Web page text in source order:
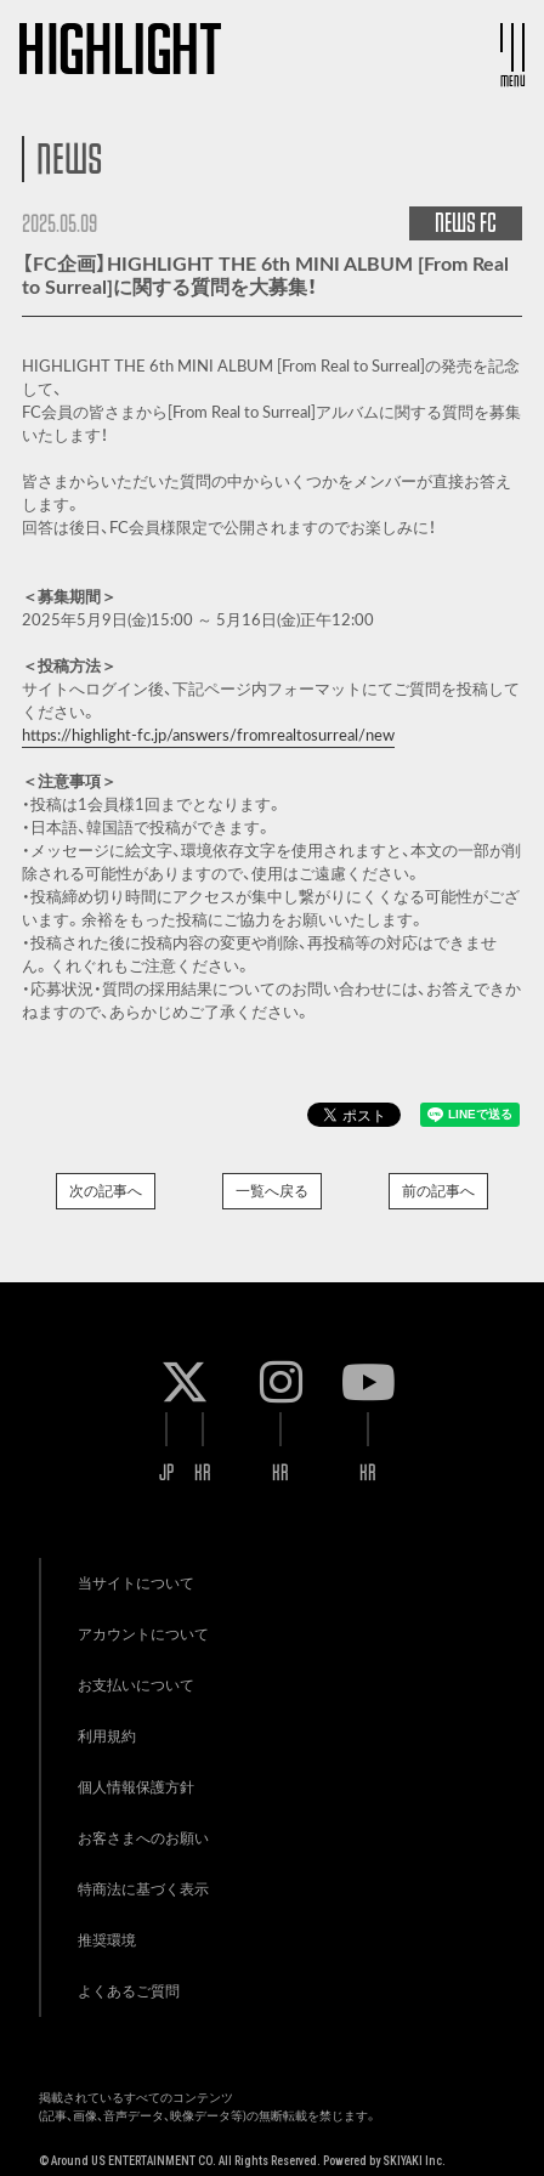
MENU
NEWS
2025.05.09 NEWSFC
【FC企画】HIGHLIGHT THE 6th MINI ALBUM [From Real
to Surreal]に関する質問を大募集！
HIGHLIGHT THE 6th MINI ALBUM [From Real to Surreal]の発売を記念
して、
FC会員の皆さまから[From Real to Surreal]アルバムに関する質問を募集
いたします！
皆さまからいただいた質問の中からいくつかをメンバーが直接お答え
します。
回答は後日、FC会員様限定で公開されますのでお楽しみに！
＜募集期間＞
2025年5月9日(金)15:00 ～ 5月16日(金)正午12:00
＜投稿方法＞
サイトへログイン後、下記ページ内フォーマットにてご質問を投稿して
ください。
https://highlight-fc.jp/answers/fromrealtosurreal/new
＜注意事項＞
・投稿は1会員様1回までとなります。
・日本語、韓国語で投稿ができます。
・メッセージに絵文字、環境依存文字を使用されますと、本文の一部が削
除される可能性がありますので、使用はご遠慮ください。
・投稿締め切り時間にアクセスが集中し繋がりにくくなる可能性がござ
います。余裕をもった投稿にご協力をお願いいたします。
・投稿された後に投稿内容の変更や削除、再投稿等の対応はできませ
ん。くれぐれもご注意ください。
・応募状況・質問の採用結果についてのお問い合わせには、お答えできか
ねますので、あらかじめご了承ください。
次の記事へ 一覧へ戻る 前の記事へ
JP KR KR KR
当サイトについて
アカウントについて
お支払いについて
利用規約
個人情報保護方針
お客さまへのお願い
特商法に基づく表示
推奨環境
よくあるご質問
掲載されているすべてのコンテンツ
(記事、画像、音声データ、映像データ等)の無断転載を禁じます。
© Around US ENTERTAINMENT CO. All Rights Reserved. Powered bySKIYAKI Inc.